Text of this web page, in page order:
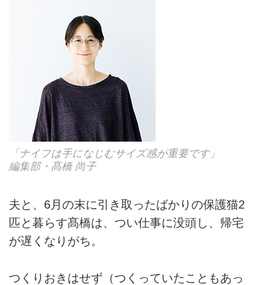
「ナイフは手になじむサイズ感が重要です」
編集部・髙橋 尚子
夫と、6月の末に引き取ったばかりの保護猫2
匹と暮らす髙橋は、つい仕事に没頭し、帰宅
が遅くなりがち。
つくりおきはせず（つくっていたこともあっ